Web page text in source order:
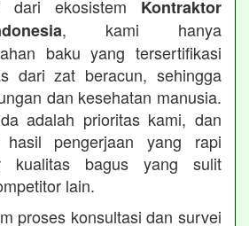
dari ekosistem Kontraktor
, kami hanya
baku yang tersertifikasi
dari zat beracun, sehingga
dan kesehatan manusia.
adalah prioritas kami, dan
hasil pengerjaan yang rapi
kualitas bagus yang sulit
lain.
proses konsultasi dan survei